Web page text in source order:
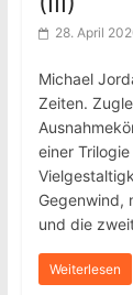
28. April
Michael
Zeiten.
einer
Gegenwind,
und die
Weiterlesen